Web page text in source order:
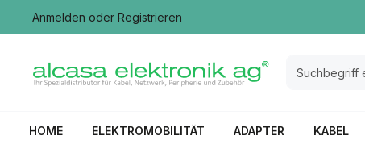
Zur Hauptnavigation springen
Anmelden oder Registrieren
HOME ELEKTROMOBILITÄT ADAPTER KABEL